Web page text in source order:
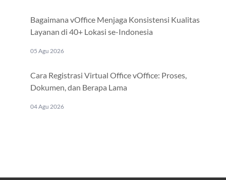
Bagaimana vOffice Menjaga Konsistensi Kualitas
Layanan di 40+ Lokasi se-Indonesia
05 Agu 2026
Cara Registrasi Virtual Office vOffice: Proses,
Dokumen, dan Berapa Lama
04 Agu 2026